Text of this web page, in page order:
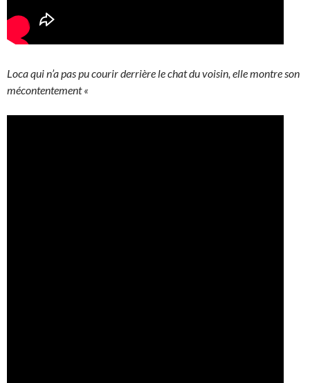
Loca qui n’a pas pu courir derrière le chat du voisin, elle montre son
mécontentement «